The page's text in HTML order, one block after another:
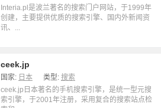
Interia.pl是波兰著名的搜索门户网站，于1999年
创建，主要提供优质的搜索引擎、国内外新闻资
讯、...
ceek.jp
国家: 日本 类型: 搜索
ceek.jp日本著名的手机搜索引擎，是统一型元搜
索引擎，于2001年注册，采用复合的搜索站点检